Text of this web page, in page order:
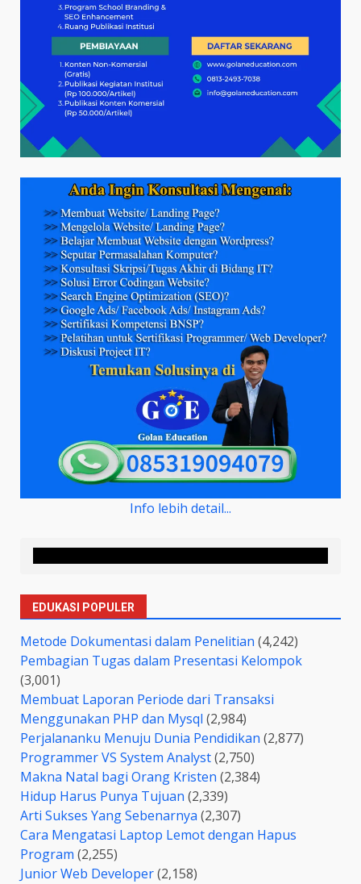
Info lebih detail...
EDUKASI POPULER
Metode Dokumentasi dalam Penelitian (4,242)
Pembagian Tugas dalam Presentasi Kelompok
(3,001)
Membuat Laporan Periode dari Transaksi
Menggunakan PHP dan Mysql (2,984)
Perjalananku Menuju Dunia Pendidikan (2,877)
Programmer VS System Analyst(2,750)
Makna Natal bagi Orang Kristen (2,384)
Hidup Harus Punya Tujuan (2,339)
Arti Sukses Yang Sebenarnya (2,307)
Cara Mengatasi Laptop Lemot dengan Hapus
Program (2,255)
Junior Web Developer(2,158)